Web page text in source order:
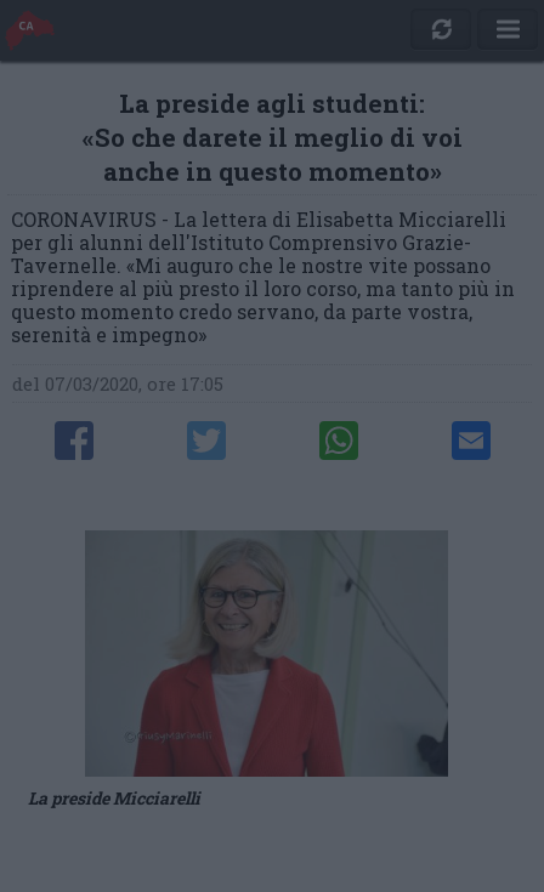
La preside agli studenti:
«So che darete il meglio di voi
anche in questo momento»
CORONAVIRUS - La lettera di Elisabetta Micciarelli
per gli alunni dell'Istituto Comprensivo Grazie-
Tavernelle. «Mi auguro che le nostre vite possano
riprendere al più presto il loro corso, ma tanto più in
questo momento credo servano, da parte vostra,
serenità e impegno»
del 07/03/2020, ore 17:05
La preside Micciarelli